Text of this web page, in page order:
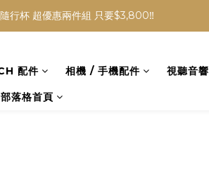
行杯 超優惠兩件組 只要$3,800‼️
行杯 超優惠兩件組 只要$3,800‼️
｜消費即享2%回饋 (部分商品不適用)
配件 相機 / 手機配件 視聽音響
部落格首頁